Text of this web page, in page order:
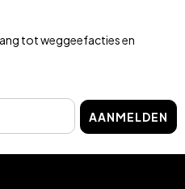
tot weggeefacties en
AANMELDEN